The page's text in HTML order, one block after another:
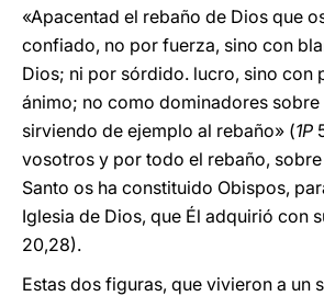
«Apacentad el rebaño de Dios que
confiado, no por fuerza, sino con
Dios; ni por sórdido. lucro, sino con
ánimo; no como dominadores sobre
sirviendo de ejemplo al rebaño» (1P
vosotros y por todo el rebaño,
Santo os ha constituido Obispos,
Iglesia de Dios, que Él adquirió con
20,28).
Estas dos figuras, que vivieron a un